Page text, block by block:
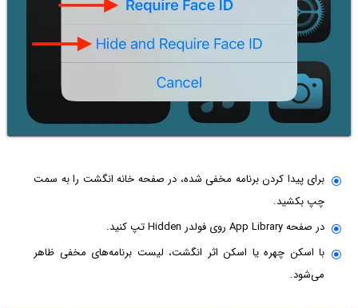
برای پیدا کردن برنامه مخفی شده، در صفحه خانه انگشت را به سمت
چپ بکشید.
در صفحه App Library روی فولدر Hidden تپ کنید.
با اسکن چهره یا اسکن اثر انگشت، لیست برنامه‌های مخفی ظاهر
می‌شود.